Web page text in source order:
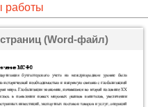
работы
(Word-файл)